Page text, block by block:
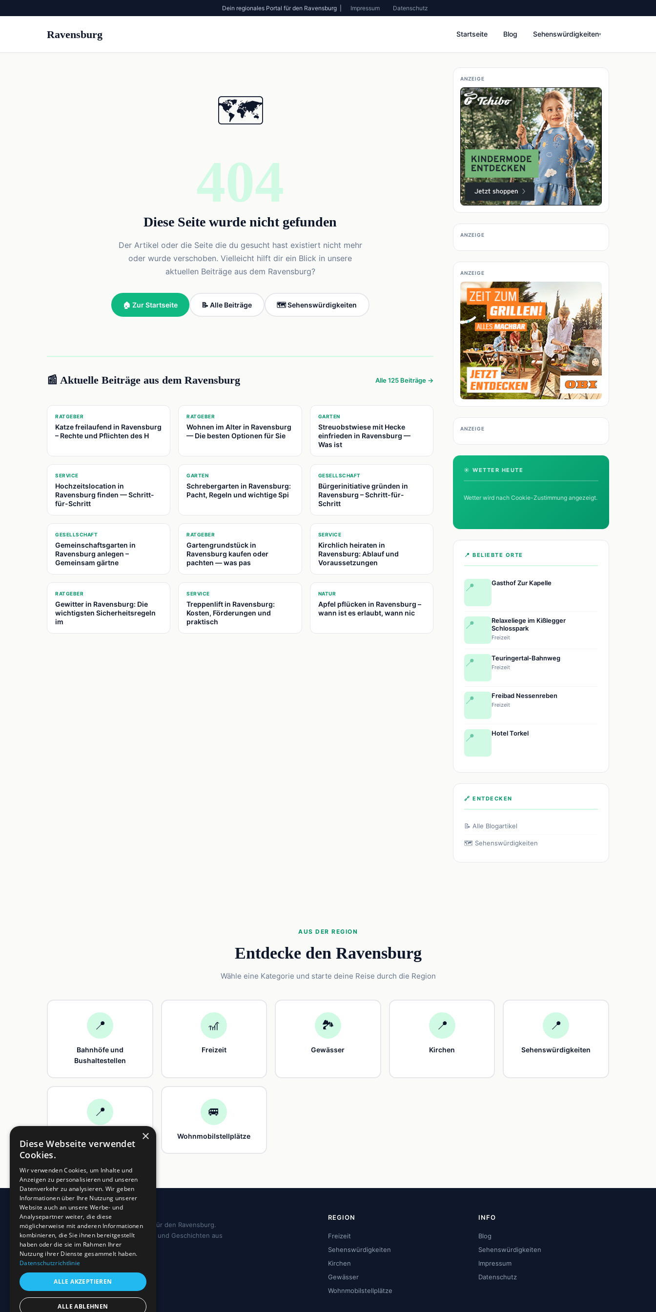
Dein regionales Portal für den Ravensburg | Impressum Datenschutz
Ravensburg Startseite Blog Sehenswürdigkeiten▾
ANZEIGE
ANZEIGE
ANZEIGE
ANZEIGE
☀️ WETTER HEUTE
Wetter wird nach Cookie-Zustimmung angezeigt.
📍 BELIEBTE ORTE
📍 Gasthof Zur Kapelle
📍
Relaxeliege im Kißlegger
Schlosspark
Freizeit
📍 Teuringertal-Bahnweg
Freizeit
📍 Freibad Nessenreben
Freizeit
📍 Hotel Torkel
🔗 ENTDECKEN
📝 Alle Blogartikel
🗺️ Sehenswürdigkeiten
🗺️
404
Diese Seite wurde nicht gefunden
Der Artikel oder die Seite die du gesucht hast existiert nicht mehr
oder wurde verschoben. Vielleicht hilft dir ein Blick in unsere
aktuellen Beiträge aus dem Ravensburg?
🏠 Zur Startseite 📝 Alle Beiträge 🗺️ Sehenswürdigkeiten
📰 Aktuelle Beiträge aus dem Ravensburg Alle 125 Beiträge →
📍
RATGEBER
Katze freilaufend in Ravensburg
– Rechte und Pflichten des H
📍
RATGEBER
Wohnen im Alter in Ravensburg
— Die besten Optionen für Sie
📍
GARTEN
Streuobstwiese mit Hecke
einfrieden in Ravensburg —
Was ist
📍
SERVICE
Hochzeitslocation in
Ravensburg finden — Schritt-
für-Schritt
📍
GARTEN
Schrebergarten in Ravensburg:
Pacht, Regeln und wichtige Spi
📍
GESELLSCHAFT
Bürgerinitiative gründen in
Ravensburg – Schritt-für-
Schritt
📍
GESELLSCHAFT
Gemeinschaftsgarten in
Ravensburg anlegen –
Gemeinsam gärtne
📍
RATGEBER
Gartengrundstück in
Ravensburg kaufen oder
pachten — was pas
📍
SERVICE
Kirchlich heiraten in
Ravensburg: Ablauf und
Voraussetzungen
📍
RATGEBER
Gewitter in Ravensburg: Die
wichtigsten Sicherheitsregeln
im
📍
SERVICE
Treppenlift in Ravensburg:
Kosten, Förderungen und
praktisch
📍
NATUR
Apfel pflücken in Ravensburg –
wann ist es erlaubt, wann nic
AUS DER REGION
Entdecke den Ravensburg
Wähle eine Kategorie und starte deine Reise durch die Region
📍
Bahnhöfe und
Bushaltestellen
🎢
Freizeit
🏞️
Gewässer
📍
Kirchen
📍
Sehenswürdigkeiten
📍 🚐
Wohnmobilstellplätze
Dein regionales Informationsportal für den Ravensburg.
Sehenswürdigkeiten, Ausflugstipps und Geschichten aus
deiner Region.
REGION
Freizeit
Sehenswürdigkeiten
Kirchen
Gewässer
Wohnmobilstellplätze
INFO
Blog
Sehenswürdigkeiten
Impressum
Datenschutz
×
Diese Webseite verwendet
Cookies.
Wir verwenden Cookies, um Inhalte und
Anzeigen zu personalisieren und unseren
Datenverkehr zu analysieren. Wir geben
Informationen über Ihre Nutzung unserer
Website auch an unsere Werbe- und
Analysepartner weiter, die diese
möglicherweise mit anderen Informationen
kombinieren, die Sie ihnen bereitgestellt
haben oder die sie im Rahmen Ihrer
Nutzung ihrer Dienste gesammelt haben.
Datenschutzrichtlinie
ALLE AKZEPTIEREN
ALLE ABLEHNEN